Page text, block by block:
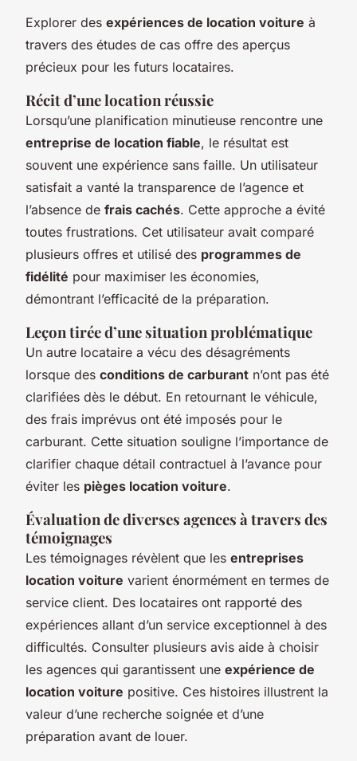
Explorer des expériences de location voiture à
travers des études de cas offre des aperçus
précieux pour les futurs locataires.
Récit d’une location réussie
Lorsqu’une planification minutieuse rencontre une
entreprise de location fiable, le résultat est
souvent une expérience sans faille. Un utilisateur
satisfait a vanté la transparence de l’agence et
l’absence de frais cachés. Cette approche a évité
toutes frustrations. Cet utilisateur avait comparé
plusieurs offres et utilisé des programmes de
fidélité pour maximiser les économies,
démontrant l’efficacité de la préparation.
Leçon tirée d’une situation problématique
Un autre locataire a vécu des désagréments
lorsque des conditions de carburant n’ont pas été
clarifiées dès le début. En retournant le véhicule,
des frais imprévus ont été imposés pour le
carburant. Cette situation souligne l’importance de
clarifier chaque détail contractuel à l’avance pour
éviter les pièges location voiture.
Évaluation de diverses agences à travers des
témoignages
Les témoignages révèlent que les entreprises
location voiture varient énormément en termes de
service client. Des locataires ont rapporté des
expériences allant d’un service exceptionnel à des
difficultés. Consulter plusieurs avis aide à choisir
les agences qui garantissent une expérience de
location voiture positive. Ces histoires illustrent la
valeur d’une recherche soignée et d’une
préparation avant de louer.